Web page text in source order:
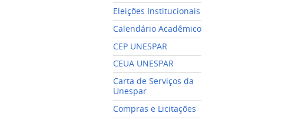
Eleições Institucionais
Calendário Acadêmico
CEP UNESPAR
CEUA UNESPAR
Carta de Serviços da
Unespar
Compras e Licitações